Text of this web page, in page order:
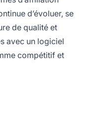
d’évoluer, se
de qualité et
avec un logiciel
compétitif et